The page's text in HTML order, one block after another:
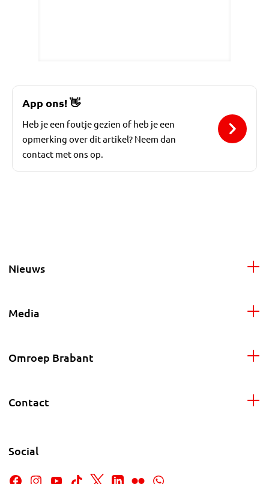
App ons!👋
Heb je een foutje gezien of heb je een
opmerking over dit artikel? Neem dan
contact met ons op.
Nieuws
Media
Omroep Brabant
Contact
Social